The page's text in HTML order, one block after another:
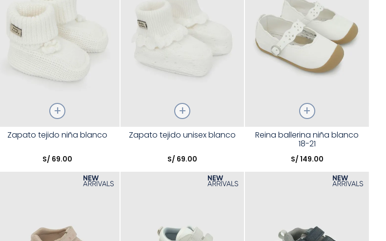
TallaZapato tejido niña blanco
S/ 69.00
Talla
Zapato tejido unisex blanco
S/ 69.00
Talla
Elige una opción
Reina ballerina niña blanco
18-21
S/149.00